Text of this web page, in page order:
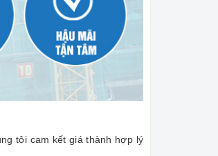
tôi cam kết giá thành hợp lý